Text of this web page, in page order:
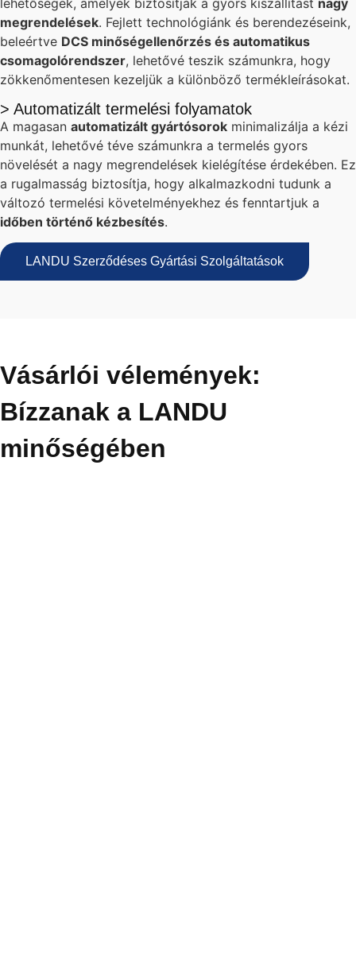
lehetőségek, amelyek biztosítják a gyors kiszállítást nagy
megrendelések. Fejlett technológiánk és berendezéseink,
beleértve DCS minőségellenőrzés és automatikus
csomagolórendszer, lehetővé teszik számunkra, hogy
zökkenőmentesen kezeljük a különböző termékleírásokat.
> Automatizált termelési folyamatok
A magasan automatizált gyártósorok minimalizálja a kézi
munkát, lehetővé téve számunkra a termelés gyors
növelését a nagy megrendelések kielégítése érdekében. Ez
a rugalmasság biztosítja, hogy alkalmazkodni tudunk a
változó termelési követelményekhez és fenntartjuk a
időben történő kézbesítés.
LANDU Szerződéses Gyártási Szolgáltatások
Vásárlói vélemények:
Bízzanak a LANDU
minőségében